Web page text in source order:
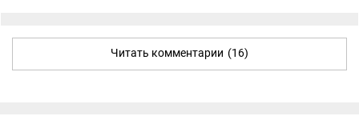
Читать комментарии (16)